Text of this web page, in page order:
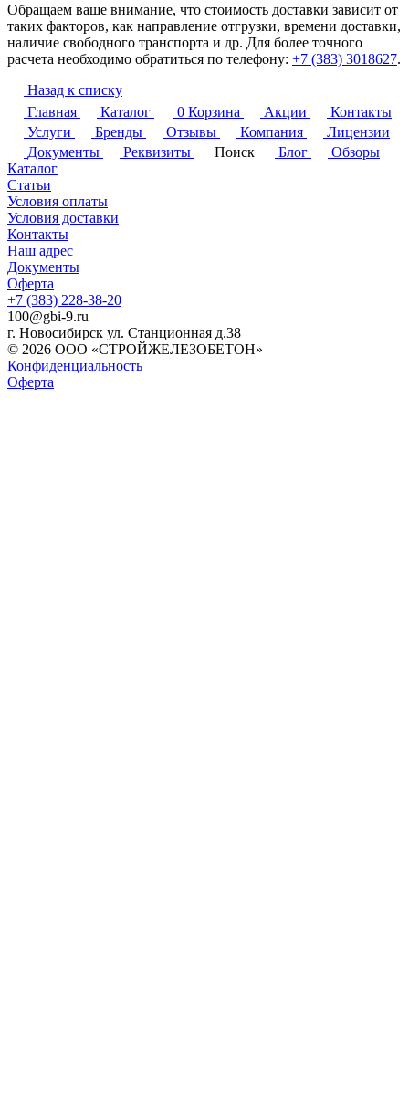
Обращаем ваше внимание, что стоимость доставки зависит от
таких факторов, как направление отгрузки, времени доставки,
наличие свободного транспорта и др. Для более точного
расчета необходимо обратиться по телефону: +7 (383) 3018627.
Назад к списку
Главная
Каталог 0 Корзина Акции
Контакты
Услуги
Бренды Отзывы Компания
Лицензии
Документы
Реквизиты Поиск Блог
Обзоры
Каталог
Статьи
Условия оплаты
Условия доставки
Контакты
Наш адрес
Документы
Оферта
+7 (383) 228-38-20
100@gbi-9.ru
г. Новосибирск ул. Станционная д.38
© 2026 ООО «СТРОЙЖЕЛЕЗОБЕТОН»
Конфиденциальность
Оферта